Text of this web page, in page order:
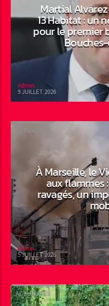
Martial
13 Habitat : un
pour le premier
Admin
9 JUILLET 2026
ACTUALITÉS
À Marseille, le
aux flammes
ravagés, un
Admin
5 JUILLET 2026
ACTUALITÉS